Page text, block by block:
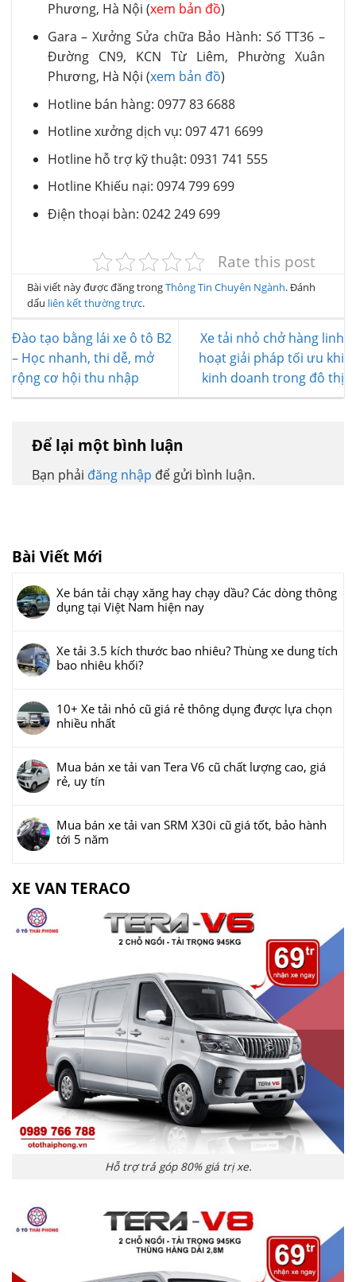
Phương, Hà Nội (xem bản đồ)
Gara – Xưởng Sửa chữa Bảo Hành: Số TT36 –
Đường CN9, KCN Từ Liêm, Phường Xuân
Phương, Hà Nội (xem bản đồ)
Hotline bán hàng: 0977 83 6688
Hotline xưởng dịch vụ: 097 471 6699
Hotline hỗ trợ kỹ thuật: 0931 741 555
Hotline Khiếu nại: 0974 799 699
Điện thoại bàn: 0242 249 699
Rate this post
Bài viết này được đăng trongThông Tin Chuyên Ngành. Đánh
dấu liên kết thường trực.
Đào tạo bằng lái xe ô tô B2
– Học nhanh, thi dễ, mở
rộng cơ hội thu nhập
Xe tải nhỏ chở hàng linh
hoạt giải pháp tối ưu khi
kinh doanh trong đô thị
Để lại một bình luận
Bạn phải đăng nhập để gửi bình luận.
Bài Viết Mới
Xe bán tải chạy xăng hay chạy dầu? Các dòng thông
dụng tại Việt Nam hiện nay
Xe tải 3.5 kích thước bao nhiêu? Thùng xe dung tích
bao nhiêu khối?
10+ Xe tải nhỏ cũ giá rẻ thông dụng được lựa chọn
nhiều nhất
Mua bán xe tải van Tera V6 cũ chất lượng cao, giá
rẻ, uy tín
Mua bán xe tải van SRM X30i cũ giá tốt, bảo hành
tới 5 năm
XE VAN TERACO
Hỗ trợ trả góp 80% giá trị xe.